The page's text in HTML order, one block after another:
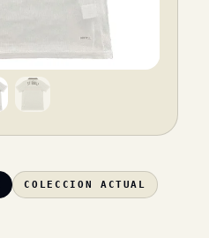
COLECCION ACTUAL